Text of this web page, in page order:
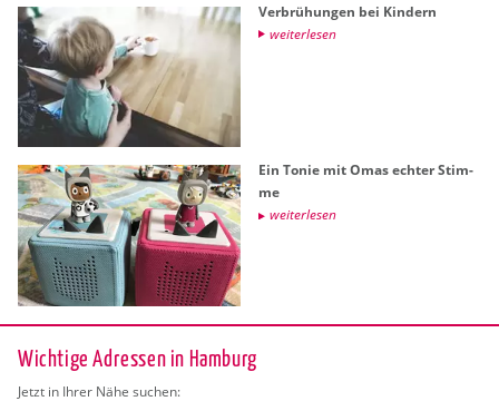
Ver­brü­hun­gen bei Kin­dern
wei­ter­le­sen
Ein Tonie mit Omas ech­ter Stim­
me
wei­ter­le­sen
Wichtige Adressen in Hamburg
Jetzt in Ihrer Nähe suchen: